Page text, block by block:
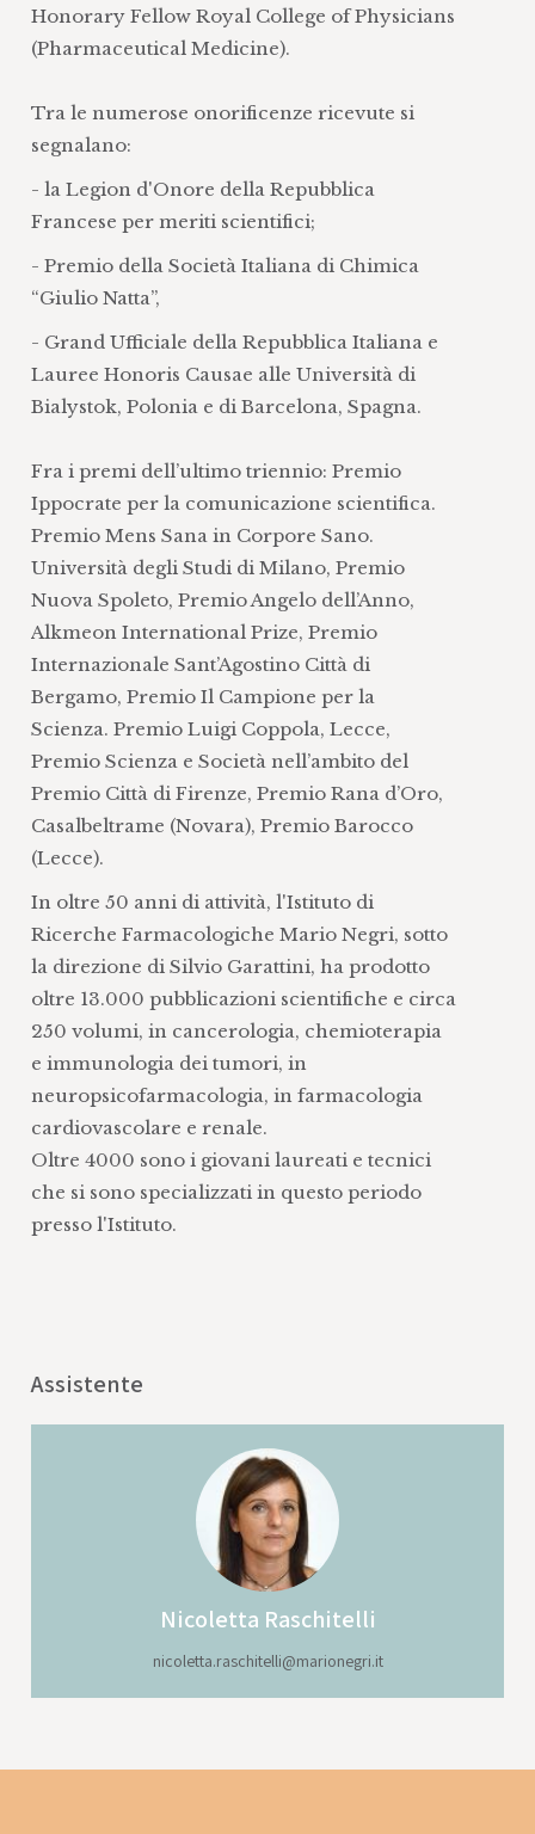
Honorary Fellow Royal College of Physicians
(Pharmaceutical Medicine).
Tra le numerose onorificenze ricevute si
segnalano:
- la Legion d'Onore della Repubblica
Francese per meriti scientifici;
- Premio della Società Italiana di Chimica
“Giulio Natta”,
- Grand Ufficiale della Repubblica Italiana e
Lauree Honoris Causae alle Università di
Bialystok, Polonia e di Barcelona, Spagna.
Fra i premi dell’ultimo triennio: Premio
Ippocrate per la comunicazione scientifica.
Premio Mens Sana in Corpore Sano.
Università degli Studi di Milano, Premio
Nuova Spoleto, Premio Angelo dell’Anno,
Alkmeon International Prize, Premio
Internazionale Sant’Agostino Città di
Bergamo, Premio Il Campione per la
Scienza. Premio Luigi Coppola, Lecce,
Premio Scienza e Società nell’ambito del
Premio Città di Firenze, Premio Rana d’Oro,
Casalbeltrame (Novara), Premio Barocco
(Lecce).
In oltre 50 anni di attività, l'Istituto di
Ricerche Farmacologiche Mario Negri, sotto
la direzione di Silvio Garattini, ha prodotto
oltre 13.000 pubblicazioni scientifiche e circa
250 volumi, in cancerologia, chemioterapia
e immunologia dei tumori, in
neuropsicofarmacologia, in farmacologia
cardiovascolare e renale.
Oltre 4000 sono i giovani laureati e tecnici
che si sono specializzati in questo periodo
presso l'Istituto.
Assistente
Nicoletta Raschitelli
nicoletta.raschitelli@marionegri.it